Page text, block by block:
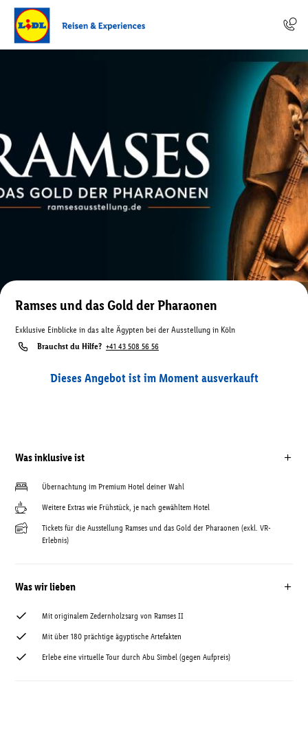
Ramses und das Gold der Pharaonen
Exklusive Einblicke in das alte Ägypten bei der Ausstellung in Köln
Brauchst du Hilfe? +41 43 508 56 56
Dieses Angebot ist im Moment ausverkauft
Was inklusive ist
Übernachtung im Premium Hotel deiner Wahl
Weitere Extras wie Frühstück, je nach gewähltem Hotel
Tickets für die Ausstellung Ramses und das Gold der Pharaonen (exkl. VR-
Erlebnis)
Was wir lieben
Mit originalem Zedernholzsarg von Ramses II
Mit über 180 prächtige ägyptische Artefakten
Erlebe eine virtuelle Tour durch Abu Simbel (gegen Aufpreis)